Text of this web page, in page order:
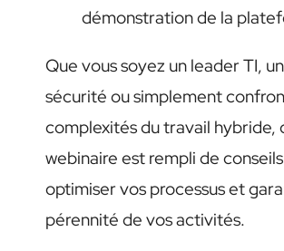
démonstration de la
Que vous soyez un leader TI,
sécurité ou simplement
complexités du travail hybride,
webinaire est rempli de
optimiser vos processus et
pérennité de vos activités.